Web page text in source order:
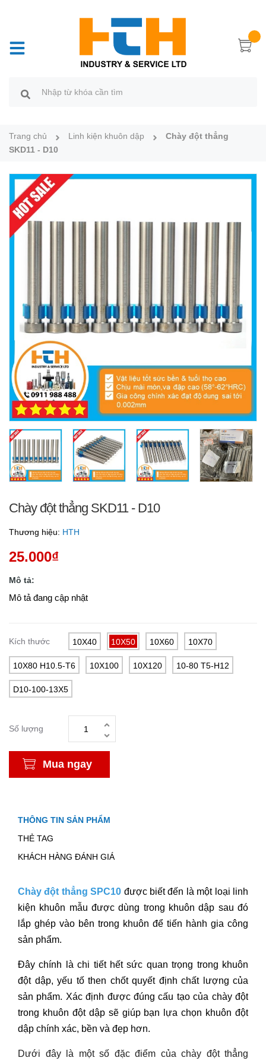
Trang chủ Linh kiện khuôn dập
Chày đột thẳng
SKD11 - D10
Chày đột thẳng SKD11 - D10
Thương hiệu: HTH
25.000₫
Mô tả:
Mô tả đang cập nhật
Kích thước 10X40 10X50 10X60 10X70
10X80 H10.5-T6 10X100 10X120 10-80 T5-H12
D10-100-13X5
Số lượng
Mua ngay
THÔNG TIN SẢN PHẨM
THẺ TAG
KHÁCH HÀNG ĐÁNH GIÁ
Chày đột thẳng SPC10 được biết đến là một loại linh
kiện khuôn mẫu được dùng trong khuôn dập sau đó
lắp ghép vào bên trong khuôn để tiến hành gia công
sản phẩm.
Đây chính là chi tiết hết sức quan trọng trong khuôn
đột dập, yếu tố then chốt quyết định chất lượng của
sản phẩm. Xác định được đúng cấu tạo của chày đột
trong khuôn đột dập sẽ giúp bạn lựa chọn khuôn đột
dập chính xác, bền và đẹp hơn.
Dưới đây là một số đặc điểm của chày đột thẳng